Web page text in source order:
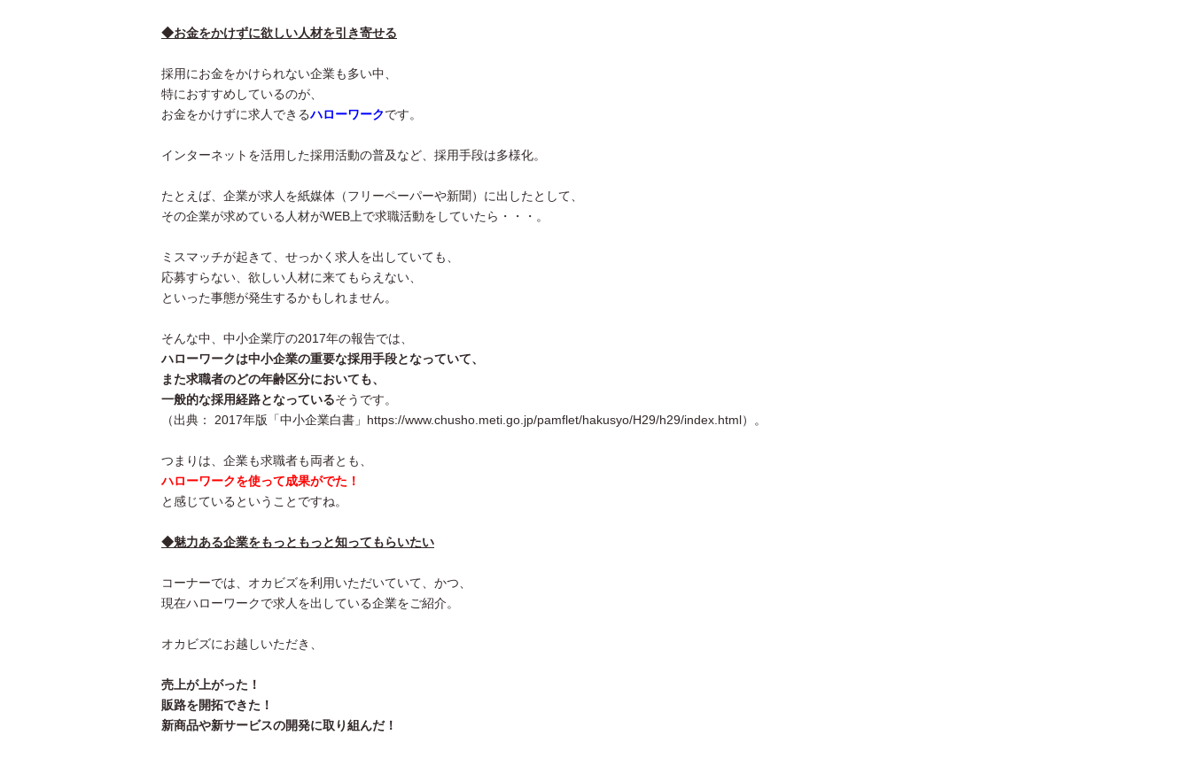
◆お金をかけずに欲しい人材を引き寄せる
採用にお金をかけられない企業も多い中、
特におすすめしているのが、
お金をかけずに求人できるハローワークです。
インターネットを活用した採用活動の普及など、採用手段は多様化。
たとえば、企業が求人を紙媒体（フリーペーパーや新聞）に出したとして、
その企業が求めている人材がWEB上で求職活動をしていたら・・・。
ミスマッチが起きて、せっかく求人を出していても、
応募すらない、欲しい人材に来てもらえない、
といった事態が発生するかもしれません。
そんな中、中小企業庁の2017年の報告では、
ハローワークは中小企業の重要な採用手段となっていて、
また求職者のどの年齢区分においても、
一般的な採用経路となっているそうです。
（出典： 2017年版「中小企業白書」https://www.chusho.meti.go.jp/pamflet/hakusyo/H29/h29/index.html）。
つまりは、企業も求職者も両者とも、
ハローワークを使って成果がでた！
と感じているということですね。
◆魅力ある企業をもっともっと知ってもらいたい
コーナーでは、オカビズを利用いただいていて、かつ、
現在ハローワークで求人を出している企業をご紹介。
オカビズにお越しいただき、
売上が上がった！
販路を開拓できた！
新商品や新サービスの開発に取り組んだ！